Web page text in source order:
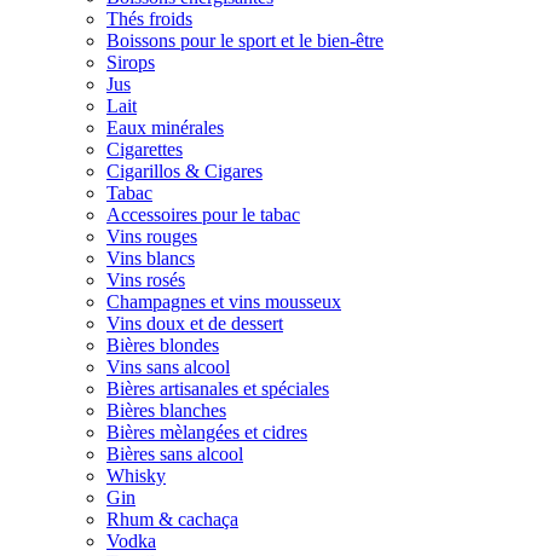
Thés froids
Boissons pour le sport et le bien-être
Sirops
Jus
Lait
Eaux minérales
Cigarettes
Cigarillos & Cigares
Tabac
Accessoires pour le tabac
Vins rouges
Vins blancs
Vins rosés
Champagnes et vins mousseux
Vins doux et de dessert
Bières blondes
Vins sans alcool
Bières artisanales et spéciales
Bières blanches
Bières mèlangées et cidres
Bières sans alcool
Whisky
Gin
Rhum & cachaça
Vodka